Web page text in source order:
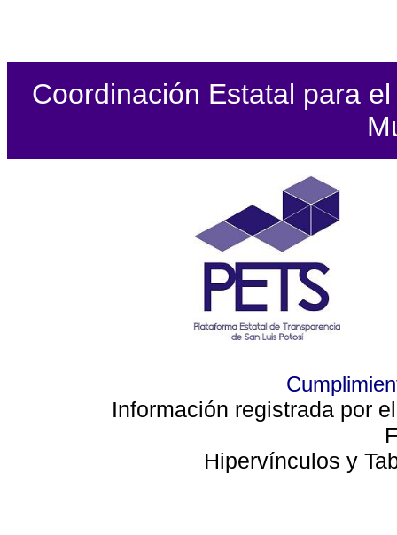
Coordinación Estatal para
Información registrada por
Hipervínculos y